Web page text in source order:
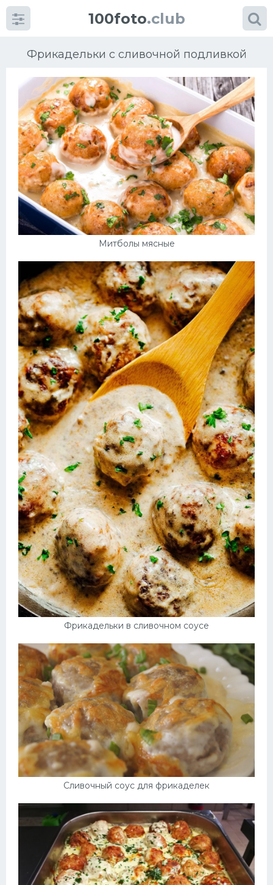
100foto.club
Фрикадельки с сливочной подливкой
Митболы мясные
Фрикадельки в сливочном соусе
Сливочный соус для фрикаделек
Категориикартинок
Супы
Мясные блюда
Печенье
Выпечка
Десерт
Напитки
Дизайн комнаты